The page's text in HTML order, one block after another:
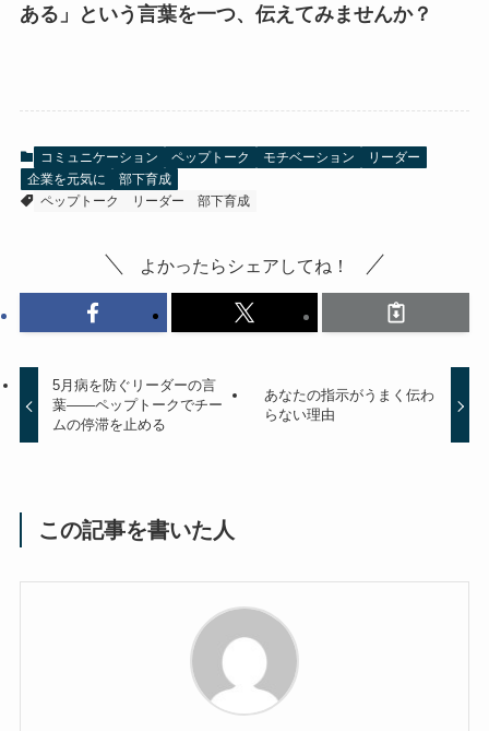
ある」という言葉を一つ、伝えてみませんか？
コミュニケーション ペップトーク モチベーション
リーダー
企業を元気に
部下育成
ペップトーク
リーダー 部下育成
よかったらシェアしてね！
5月病を防ぐリーダーの言
葉——ペップトークでチー
ムの停滞を止める
あなたの指示がうまく伝わ
らない理由
この記事を書いた人